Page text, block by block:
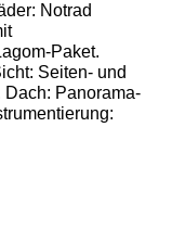
Notrad
Paket.
Seiten- und
Dach: Panorama-